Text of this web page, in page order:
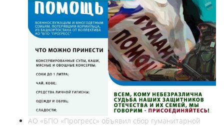
АО «БПО «Прогресс» объявил сбор гуманитарной